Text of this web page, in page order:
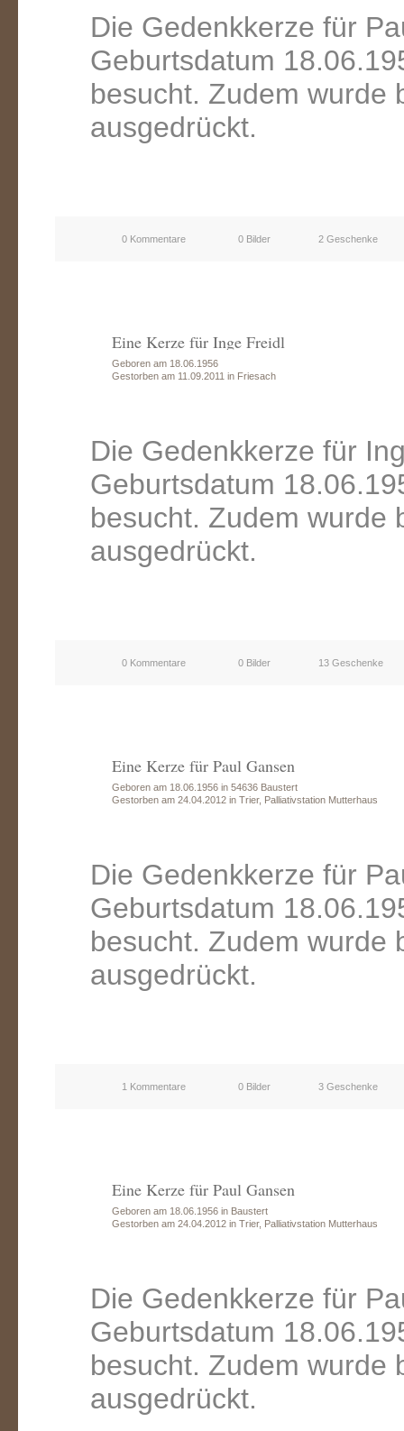
Die Gedenkkerze für
Geburtsdatum
besucht. Zudem wurde
ausgedrückt.
0 Kommentare 0 Bilder 2 Geschenke
Eine Kerze für Inge Freidl
Geboren am 18.06.1956
Gestorben am 11.09.2011 in Friesach
Die Gedenkkerze für
Geburtsdatum
besucht. Zudem wurde
ausgedrückt.
0 Kommentare 0 Bilder 13 Geschenke
Eine Kerze für Paul Gansen
Geboren am 18.06.1956 in 54636 Baustert
Gestorben am 24.04.2012 in Trier, Palliativstation Mutterhaus
Die Gedenkkerze für
Geburtsdatum
besucht. Zudem wurde
ausgedrückt.
1 Kommentare 0 Bilder 3 Geschenke
Eine Kerze für Paul Gansen
Geboren am 18.06.1956 in Baustert
Gestorben am 24.04.2012 in Trier, Palliativstation Mutterhaus
Die Gedenkkerze für
Geburtsdatum
besucht. Zudem wurde
ausgedrückt.